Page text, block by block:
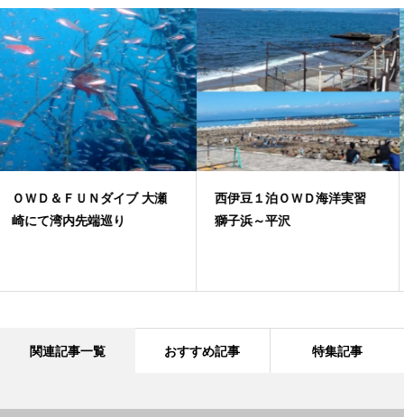
西伊豆１泊ＯＷＤ海洋実習
獅子浜～平沢
井田でファンと体験ダイビン
グ
関連記事一覧 おすすめ記事 特集記事